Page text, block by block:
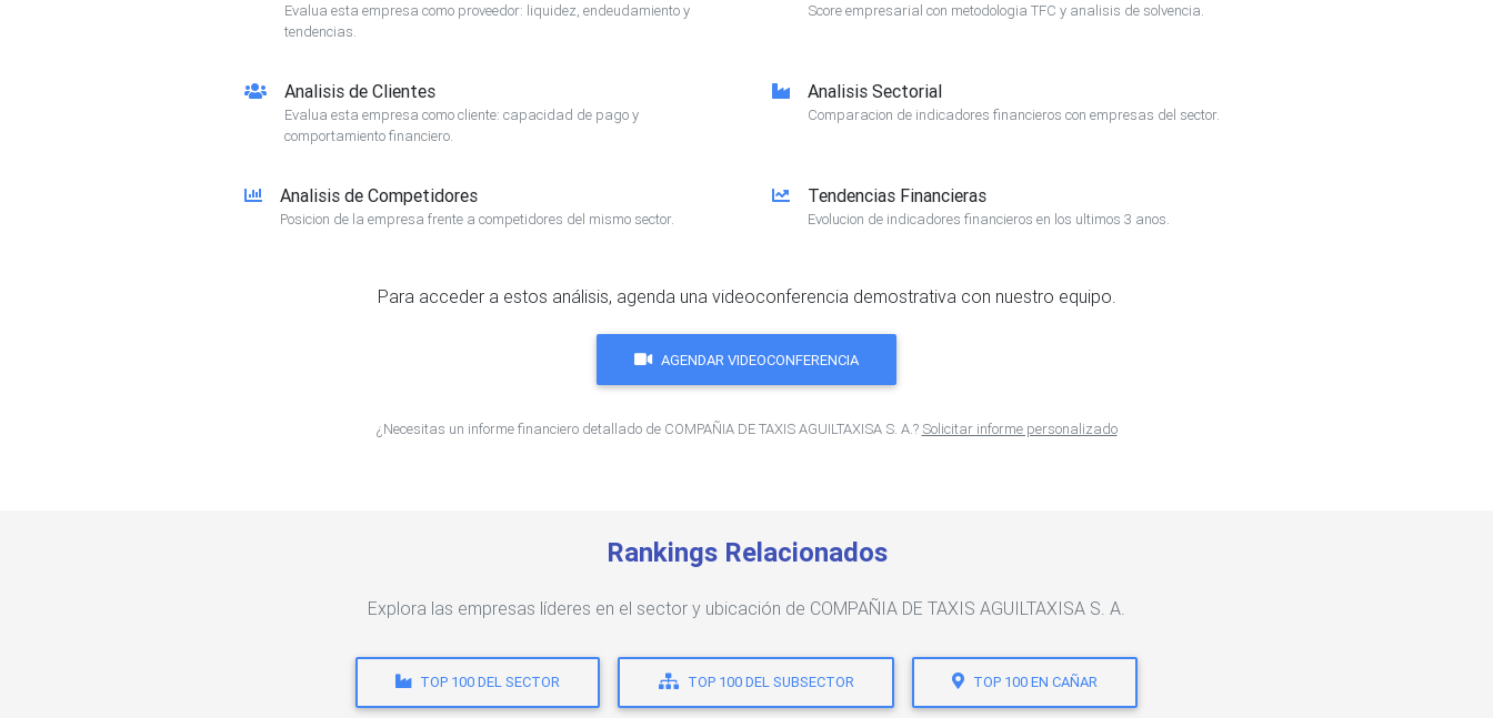
Evalua esta empresa como proveedor: liquidez, endeudamiento y
tendencias.
Score empresarial con metodologia TFC y analisis de solvencia.
Analisis de Clientes
Evalua esta empresa como cliente: capacidad de pago y
comportamiento financiero.
Analisis Sectorial
Comparacion de indicadores financieros con empresas del sector.
Analisis de Competidores
Posicion de la empresa frente a competidores del mismo sector.
Tendencias Financieras
Evolucion de indicadores financieros en los ultimos 3 anos.
Para acceder a estos análisis, agenda una videoconferencia demostrativa con nuestro equipo.
AGENDAR VIDEOCONFERENCIA
¿Necesitas un informe financiero detallado de COMPAÑIA DE TAXIS AGUILTAXISA S. A.? Solicitar informe personalizado
Rankings Relacionados
Explora las empresas líderes en el sector y ubicación de COMPAÑIA DE TAXIS AGUILTAXISA S. A.
TOP 100 DEL SECTOR TOP 100 DEL SUBSECTOR TOP 100 EN CAÑAR